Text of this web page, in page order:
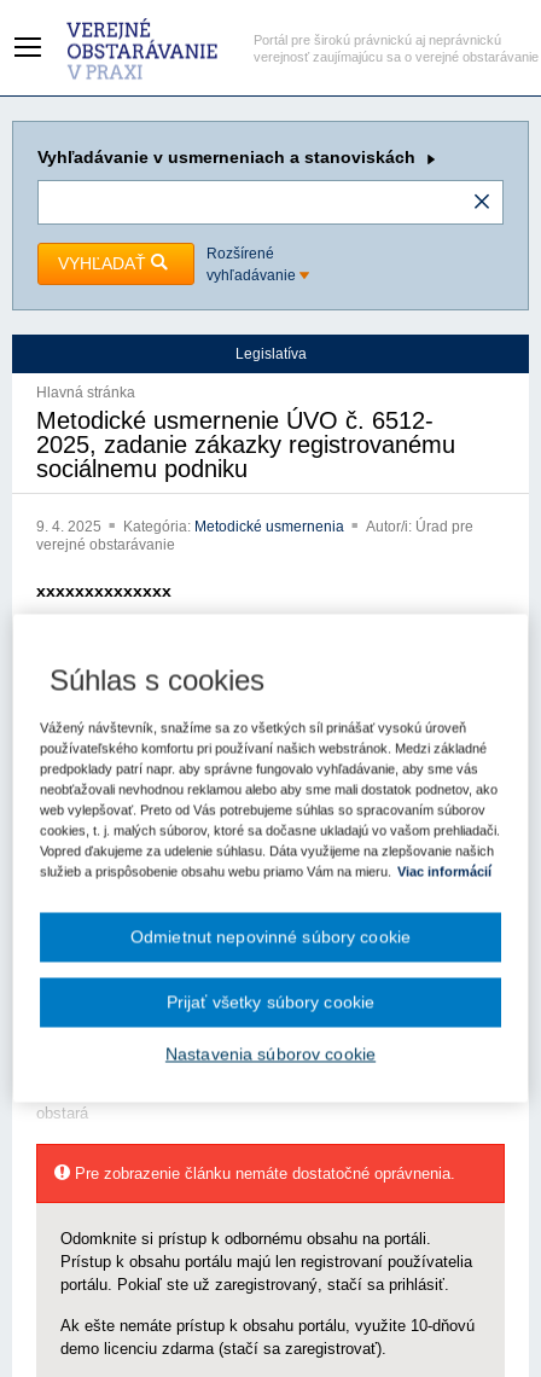
Portál pre širokú právnickú aj neprávnickú
verejnosť zaujímajúcu sa o verejné obstarávanie
Vyhľadávanie v usmerneniach a stanoviskách
VYHĽADAŤ
Rozšírené
vyhľadávanie
Legislatíva
Hlavná stránka
Metodické usmernenie ÚVO č. 6512-
2025, zadanie zákazky registrovanému
sociálnemu podniku
9. 4. 2025 Kategória: Metodické usmernenia
Autor/i: Úrad pre
verejné obstarávanie
xxxxxxxxxxxxxx
xxxxx xxx xxxxxxx xxxxxxxxxxxx
xxxxxxxxxxx xxxxxxxx
xxxxxxxxxxxxx xxxxxx xx xxx xxxxxxxxx xxx xx xxxxxxli na
Úrad pre verejné obstarávanie (ďalej len „úrad“) so žiadosťou o
usmernenie k aplikácii zákona č. 343/2015 Z.z. o verejnom
obstarávaní a o zmene a dxxxxxxx xxxxxxxxxx xxxxxxx x xxxxx
xxxxxxxxxx xxxxxxxxx xxxxxx xxx xxxxxx x xxxxxxxx
xxxxxxxxxxxxxx
x xxxxxxxx x xxxxxxxxx xxxxxxxxxx xxxxxxxx xxxledovné:
„Sme nezisková organizácia poskytujúca verejno-prospešné
služby. Chceli by sme rekonštruovať budovu kotolne. Stavebné
práce vo výške 56 xxx xxx x xxx xx xxx xxxxx xxxxx
xxxxxxxxx xxxxxxxxxxxx xxxxx x x xxxx xx xxxxx xxx xxxxxx
obstará
Pre zobrazenie článku nemáte dostatočné oprávnenia.
Odomknite si prístup k odbornému obsahu na portáli.
Prístup k obsahu portálu majú len registrovaní používatelia
portálu. Pokiaľ ste už zaregistrovaný, stačí sa prihlásiť.
Ak ešte nemáte prístup k obsahu portálu, využite 10-dňovú
demo licenciu zdarma (stačí sa zaregistrovať).
Súhlas s cookies
Vážený návštevník, snažíme sa zo všetkých síl prinášať vysokú úroveň
používateľského komfortu pri používaní našich webstránok. Medzi základné
predpoklady patrí napr. aby správne fungovalo vyhľadávanie, aby sme vás
neobťažovali nevhodnou reklamou alebo aby sme mali dostatok podnetov, ako
web vylepšovať. Preto od Vás potrebujeme súhlas so spracovaním súborov
cookies, t. j. malých súborov, ktoré sa dočasne ukladajú vo vašom prehliadači.
Vopred ďakujeme za udelenie súhlasu. Dáta využijeme na zlepšovanie našich
služieb a prispôsobenie obsahu webu priamo Vám na mieru.
Viac informácií
Nastavenia súborov cookie
Odmietnut nepovinné súbory cookie
Prijať všetky súbory cookie